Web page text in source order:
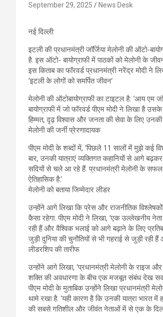
September 29, 2025 News Desk
नई दिल्‍ली:
इटली की प्रधानमंत्री जॉर्जिया मेलोनी की ऑटो-
है. इस ऑटो- बायोग्राफी में पाठकों को मेलोनी के
इस किताब का फॉरवर्ड प्रधानमंत्री नरेंद्र मोदी ने
‘इटली के लोगों को समर्पित जीवन’
मेलोनी की ऑटोबायोग्राफी का टाइटल है: ‘आय एम
बायोग्राफी में जो फॉरवर्ड पीएम मोदी ने लिखा है
हिम्‍मत, दृढ़ विश्‍वास और जनता की सेवा के लिए
मेलोनी की जर्नी प्रेरणादायक
पीएम मोदी के शब्‍दों में, ‘पिछले 11 सालों में मुझे कई
बार, उनकी यात्राएं व्यक्तिगत कहानियों से आगे
सदियों से चले आ रहे हैं. प्रधानमंत्री मेलोनी के
ऐतिहासिक है.’
मेलोनी को बताया जिम्‍मेदार लीडर
उन्होंने आगे लिखा कि प्रेस और राजनीतिक
कैसा रहेगा. पीएम मोदी ने लिखा, ‘एक उल्लेखनीय
रही हैं और वैश्विक भलाई को आगे बढ़ाने के लिए
जुड़ी दुनिया की चुनौतियों से भी गहराई से जुड़ी रही
लीडरशिप की तारीफ
उन्‍होंने आगे लिखा, ‘प्रधानमंत्री मेलोनी के राइज
शक्ति की अवधारणा के बीच एक मजबूत संबंध देख
पीएम मोदी के मुताबिक उन्होंने लिखा प्रधानमंत्री
थामे रखा है. ‘यही कारण है कि उनकी यात्रा भारत
की सबसे गतिशील और जीवंत नेताओं में से एक के दिल